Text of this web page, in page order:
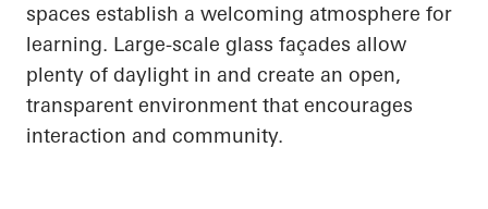
spaces establish a welcoming atmosphere for
learning. Large-scale glass façades allow
plenty of daylight in and create an open,
transparent environment that encourages
interaction and community.